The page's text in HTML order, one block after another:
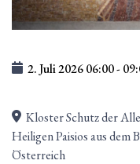
2. Juli 202606:00-
Kloster Schutz der
Heiligen Paisios aus dem
Österreich